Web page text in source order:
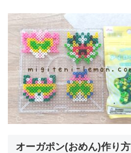
オーガポン(おめん)作り方